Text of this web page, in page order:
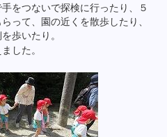
をつないで探検に行ったり、５
って、園の近くを散歩したり、
歩いたり。
した。